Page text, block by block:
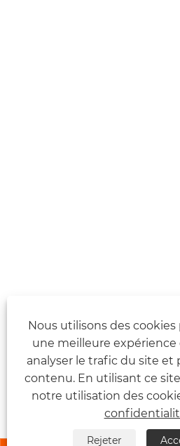
Nous utilisons des
une meilleure expérience
analyser le trafic du site et
contenu. En utilisant ce
notre utilisation des
Rejeter